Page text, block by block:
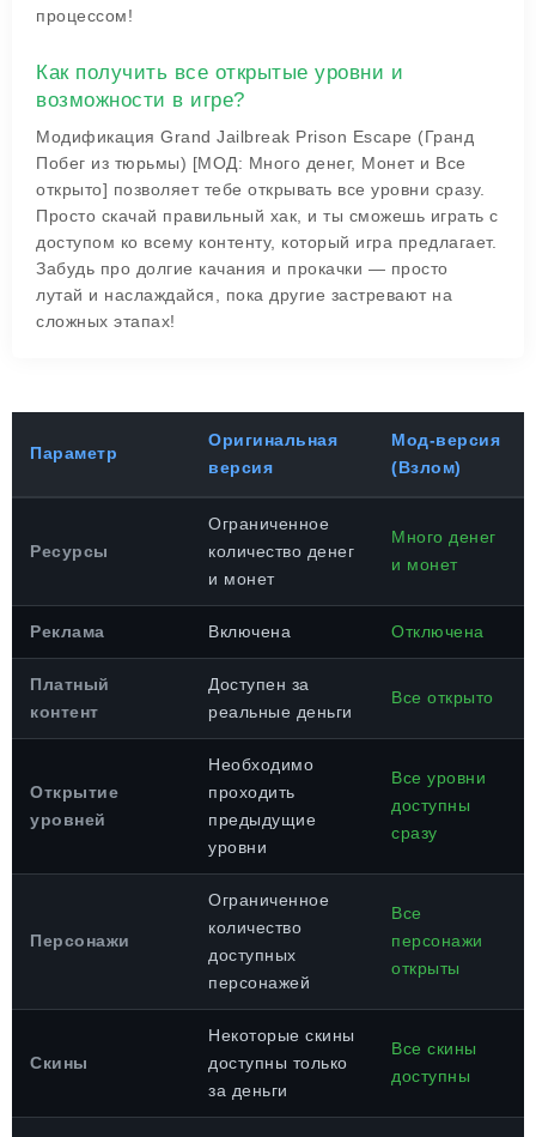
процессом!
Как получить все открытые уровни и
возможности в игре?
Модификация Grand Jailbreak Prison Escape (Гранд
Побег из тюрьмы) [МОД: Много денег, Монет и Все
открыто] позволяет тебе открывать все уровни сразу.
Просто скачай правильный хак, и ты сможешь играть с
доступом ко всему контенту, который игра предлагает.
Забудь про долгие качания и прокачки — просто
лутай и наслаждайся, пока другие застревают на
сложных этапах!
Параметр
Оригинальная
версия
Мод-версия
(Взлом)
Ресурсы
Ограниченное
количество денег
и монет
Много денег
и монет
Реклама Включена Отключена
Платный
контент
Доступен за
реальные деньги
Все открыто
Открытие
уровней
Необходимо
проходить
предыдущие
уровни
Все уровни
доступны
сразу
Персонажи
Ограниченное
количество
доступных
персонажей
Все
персонажи
открыты
Скины
Некоторые скины
доступны только
за деньги
Все скины
доступны